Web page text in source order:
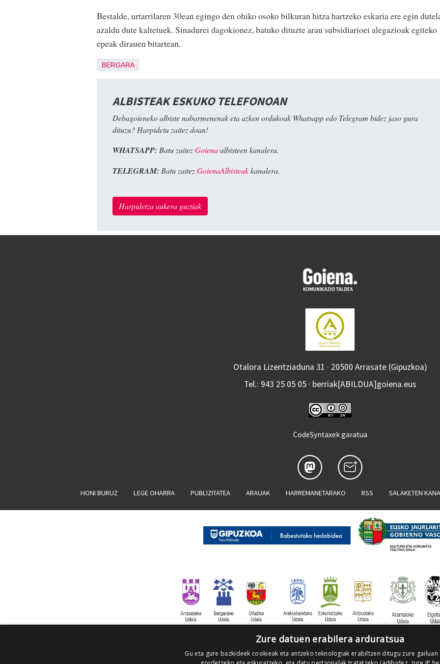
Bestalde, urtarrilaren 30ean egingo den ohiko osoko bilkuran hitza hartzeko eskaria ere egin
azaldu dute kaltetuek. Sinadurei dagokionez, batuko dituzte arau subsidiarioei alegazioak egiteko
epeak dirauen bitartean.
BERGARA
ALBISTEAK ESKUKO TELEFONOAN
Debagoieneko albiste nabarmenenak eta azken ordukoak Whatsapp edo Telegram bidez jaso gura
dituzu? Harpidetu zaitez doan!
WHATSAPP: Batu zaitezGoienaalbisteen kanalera.
TELEGRAM: Batu zaitezGoienaAlbisteakkanalera.
Harpidetza aukera guztiak
Otalora Lizentziaduna 31 · 20500 Arrasate (Gipuzkoa)
Tel.: 943 25 05 05 · berriak[ABILDUA]goiena.eus
CodeSyntaxek garatua
HONI BURUZ LEGE OHARRA PUBLIZITATEA ARAUAK HARREMANETARAKO RSS SALAKETEN
Zure datuen erabilera arduratsua
Gu eta gure bazkideek cookieak eta antzeko teknologiak erabiltzen ditugu zure